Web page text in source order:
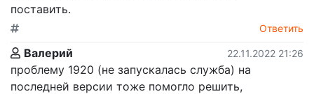
поставить.
Ответить
Валерий 22.11.2022 21:26
проблему 1920 (не запускалась служба) на
последней версии тоже помогло решить,